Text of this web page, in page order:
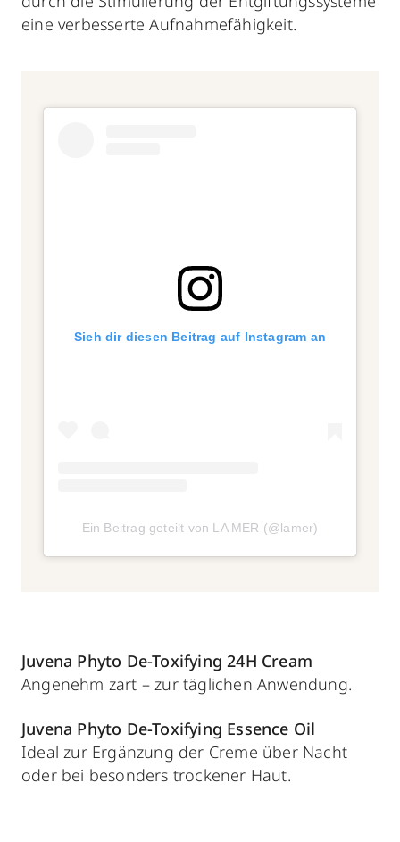
eine verbesserte Aufnahmefähigkeit.
Sieh dir diesen Beitrag auf Instagram an
Ein Beitrag geteilt von LA MER (@lamer)
Juvena Phyto De-Toxifying 24H Cream
Angenehm zart – zur täglichen Anwendung.
Juvena Phyto De-Toxifying Essence Oil
Ideal zur Ergänzung der Creme über Nacht
oder bei besonders trockener Haut.